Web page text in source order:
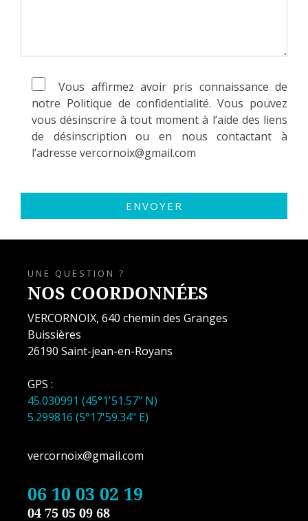
UNE QUESTION ?
NOS COORDONNÉES
VERCORNOIX, 640 chemin des Granges
Buissières
26190 Saint-jean-en-Royans
GPS :
45.030991 (45°1'51.57" N)
5.299816 (5°17'59.34" E)
vercornoix@gmail.com
06 10 03 02 19
04 75 05 09 68
Vous affirmez avoir pris connaissance de
notre Politique de confidentialité. Vous pouvez
vous désinscrire à tout moment à l’aide des liens
de désinscription ou en nous contactant à
l’adresse vercornoix@gmail.com
ENVOYER